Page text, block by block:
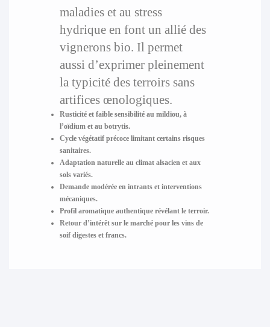
maladies et au stress
hydrique en font un allié des
vignerons bio. Il permet
aussi d’exprimer pleinement
la typicité des terroirs sans
artifices œnologiques.
Rusticité et faible sensibilité au mildiou, à
l’oïdium et au botrytis.
Cycle végétatif précoce limitant certains risques
sanitaires.
Adaptation naturelle au climat alsacien et aux
sols variés.
Demande modérée en intrants et interventions
mécaniques.
Profil aromatique authentique révélant le terroir.
Retour d’intérêt sur le marché pour les vins de
soif digestes et francs.